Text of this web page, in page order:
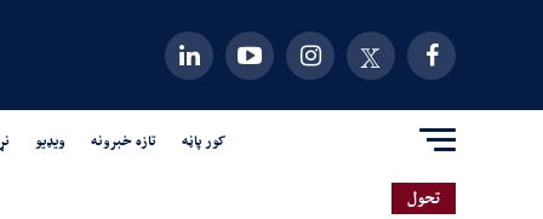
کور پاڼه تازه خبرونه ویډیو
تحول